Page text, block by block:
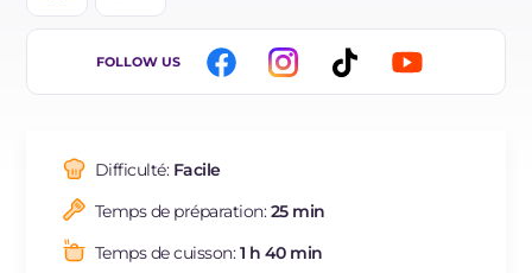
IT
ES
BR
NL
FOLLOW US
Difficulté: Facile
Temps de préparation:25 min
Temps de cuisson:1 h 40 min